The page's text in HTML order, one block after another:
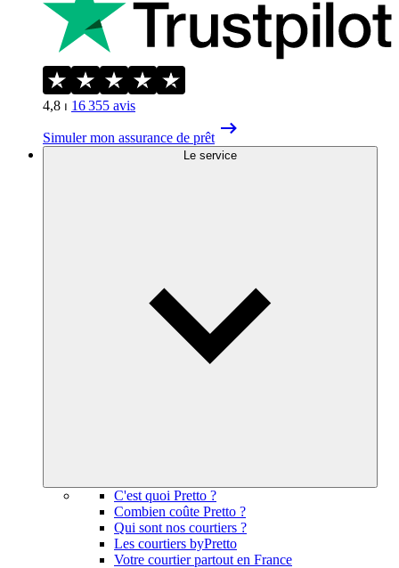
4,8 ⏐ 16 355 avis
Simuler mon assurance de prêt
Le service
C'est quoi Pretto ?
Combien coûte Pretto ?
Qui sont nos courtiers ?
Les courtiers byPretto
Votre courtier partout en France